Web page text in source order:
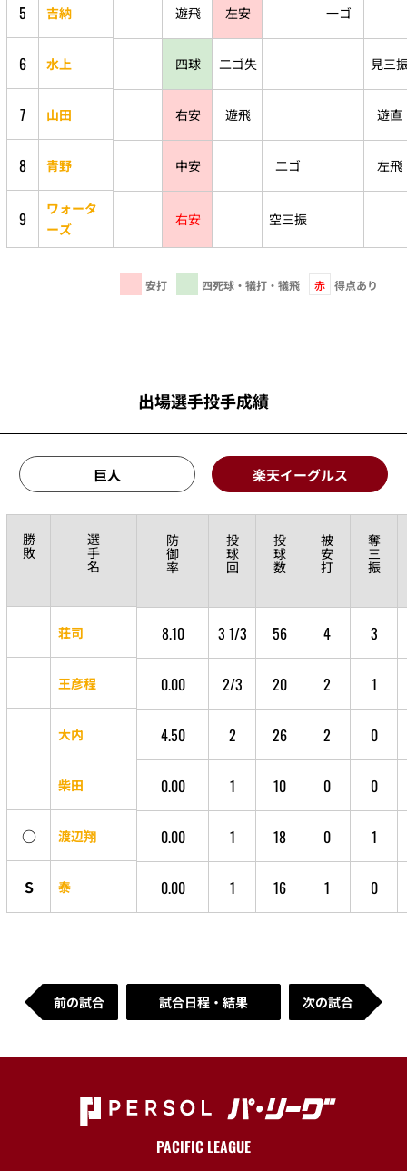
5 吉納 遊飛 左安 一ゴ
6 水上 四球 二ゴ失 見三
7 山田 右安 遊飛 遊直
8 青野 中安 二ゴ 左飛
9
ワォータ
ーズ
右安 空三振
安打 四死球・犠打・犠飛 赤 得点あり
出場選手投手成績
巨人 楽天イーグルス
勝
敗
選
手
名
防
御
率
投
球
回
投
球
数
被
安
打
奪
三
振
荘司 8.10 3 1/3 56 4 3
王彦程 0.00 2/3 20 2 1
大内 4.50 2 26 2 0
柴田 0.00 1 10 0 0
○ 渡辺翔 0.00 1 18 0 1
S 泰 0.00 1 16 1 0
前の試合 試合日程・結果 次の試合
PACIFIC LEAGUE